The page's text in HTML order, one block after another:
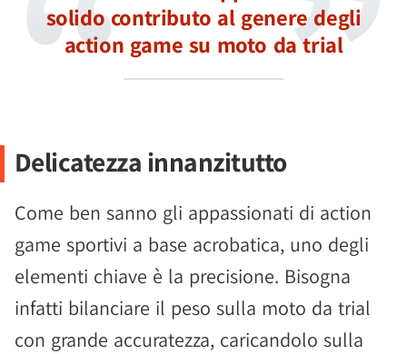
solido contributo al genere degli
action game su moto da trial
Delicatezza innanzitutto
Come ben sanno gli appassionati di action
game sportivi a base acrobatica, uno degli
elementi chiave è la precisione. Bisogna
infatti bilanciare il peso sulla moto da trial
con grande accuratezza, caricandolo sulla